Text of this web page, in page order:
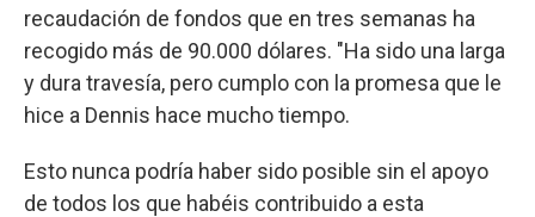
recaudación de fondos que en tres semanas ha
recogido más de 90.000 dólares. "Ha sido una larga
y dura travesía, pero cumplo con la promesa que le
hice a Dennis hace mucho tiempo.
Esto nunca podría haber sido posible sin el apoyo
de todos los que habéis contribuido a esta